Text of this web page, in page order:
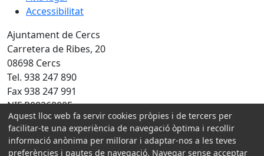
Accessibilitat
Ajuntament de Cercs
Carretera de Ribes, 20
08698 Cercs
Tel. 938 247 890
Fax 938 247 991
NIF P0826800E
Amb la col·laboració de:
Aquest lloc web fa servir cookies pròpies i de tercers per
facilitar-te una experiència de navegació òptima i recollir
informació anònima per millorar i adaptar-nos a les teves
preferències i pautes de navegació. Navegar sense acceptar